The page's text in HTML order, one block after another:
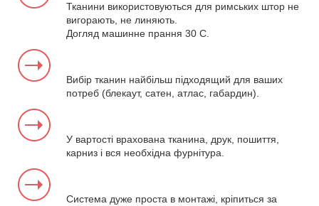
Тканини використовуються для римських штор не
вигорають, не линяють.
Догляд машинне прання 30 С.
Вибір тканин найбільш підходящий для ваших
потреб (блекаут, сатен, атлас, габардин).
У вартості врахована тканина, друк, пошиття,
карниз і вся необхідна фурнітура.
Система дуже проста в монтажі, кріпиться за